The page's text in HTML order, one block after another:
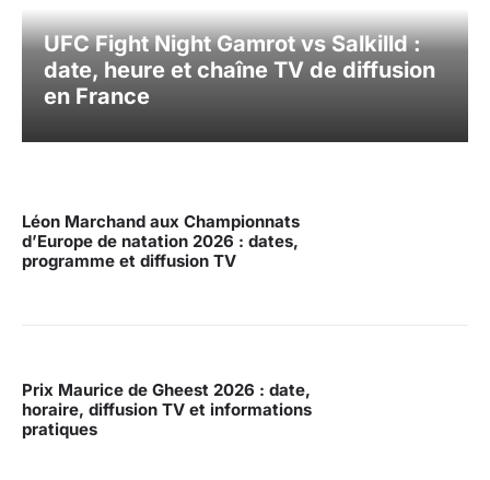
UFC Fight Night Gamrot vs Salkilld :
date, heure et chaîne TV de diffusion
en France
Léon Marchand aux Championnats
d’Europe de natation 2026 : dates,
programme et diffusion TV
Prix Maurice de Gheest 2026 : date,
horaire, diffusion TV et informations
pratiques